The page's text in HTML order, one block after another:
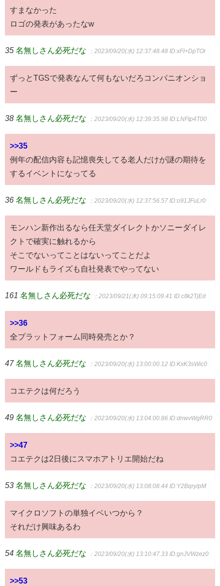
すまなかった
ロゴの発表があったなw
35 名無しさん必死だな ：2023/09/20(水) 12:37:48.48 ID:xFI+DpTOr
ずっとTGSで発表なんて何もないだろコンパニオンショ
ー
38 名無しさん必死だな ：2023/09/20(水) 12:39:35.98 ID:LNFtp4T00
>>35
例年の配信内容も記憶喪失してる老人だけが謎の期待を
するイベントになってる
36 名無しさん必死だな ：2023/09/20(水) 12:37:56.57 ID:o91JFuLr0
モンハン新作出るなら任天堂ダイレクトかソニーダイレ
クトで確実に触れるから
そこでないってことはないってことだよ
ワールドもライズも自社発表でやってない
161 名無しさん必死だな ：2023/09/21(木) 09:15:09.41 ID:cIIk2TjEd
>>36
全プラットフォーム同時発売とか？
47 名無しさん必死だな ：2023/09/20(水) 13:00:00.12 ID:KxK3sWic0
コエテクは何だろう
49 名無しさん必死だな ：2023/09/20(水) 13:04:00.86 ID:dnwvWgRR0
>>47
コエテクは2日後にスマホアトリエ開始だね
53 名無しさん必死だな ：2023/09/20(水) 13:08:08.44 ID:Y2Bqry/pM
マイクロソフトの単独イベいつから？
それだけ興味あるわ
54 名無しさん必死だな ：2023/09/20(水) 13:10:47.33 ID:gnJVWzez0
>>53